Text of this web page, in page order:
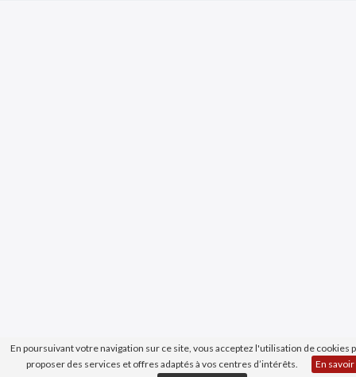
En poursuivant votre navigation sur ce site, vous acceptez l'utilisation de cookies
proposer des services et offres adaptés à vos centres d’intérêts.
En